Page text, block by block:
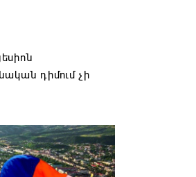
դիմում չի
առջև՝